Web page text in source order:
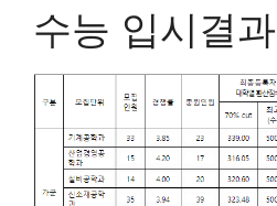
수능 입시결과